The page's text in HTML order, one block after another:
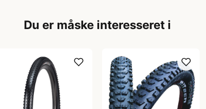
Du er måske interesseret i